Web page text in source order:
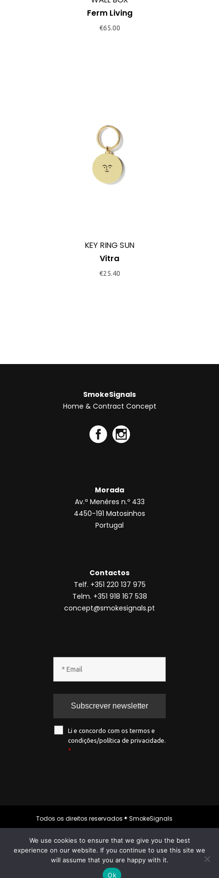
Ferm Living
€65.00
KEY RING SUN
Vitra
€25.40
SmokeSignals
Home & Contract Concept
Morada
Av.ª Menéres n.º 433
4450-191 Matosinhos
Portugal
Contactos
Telf. +351 220 137 975
Telm. +351 918 167 538
concept@smokesignals.pt
Li e concordo com os termos e
condições/política de privacidade.
*
Todos os direitos reservados ® SmokeSignals
2020
Política de privacidade |
Política de
| Termos & condições
We use cookies to ensure that we give you the best
experience on our website. If you continue to use this site we
will assume that you are happy with it.
Ok